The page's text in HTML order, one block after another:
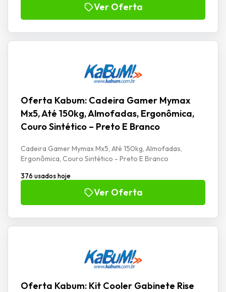
Ver Oferta
Oferta Kabum: Cadeira Gamer Mymax
Mx5, Até 150kg, Almofadas, Ergonômica,
Couro Sintético – Preto E Branco
Cadeira Gamer Mymax Mx5, Até 150kg, Almofadas,
Ergonômica, Couro Sintético - Preto E Branco
376 usados hoje
Ver Oferta
Oferta Kabum: Kit Cooler Gabinete Rise